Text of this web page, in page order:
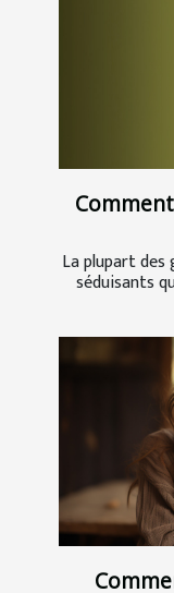
La plupart
séduisants